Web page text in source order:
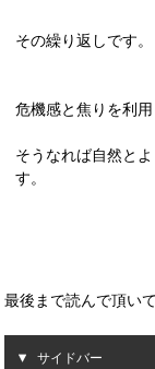
その繰り返しです。
危機感と焦りを利
そうなれば自然と
す。
最後まで読んで頂い
サイドバー